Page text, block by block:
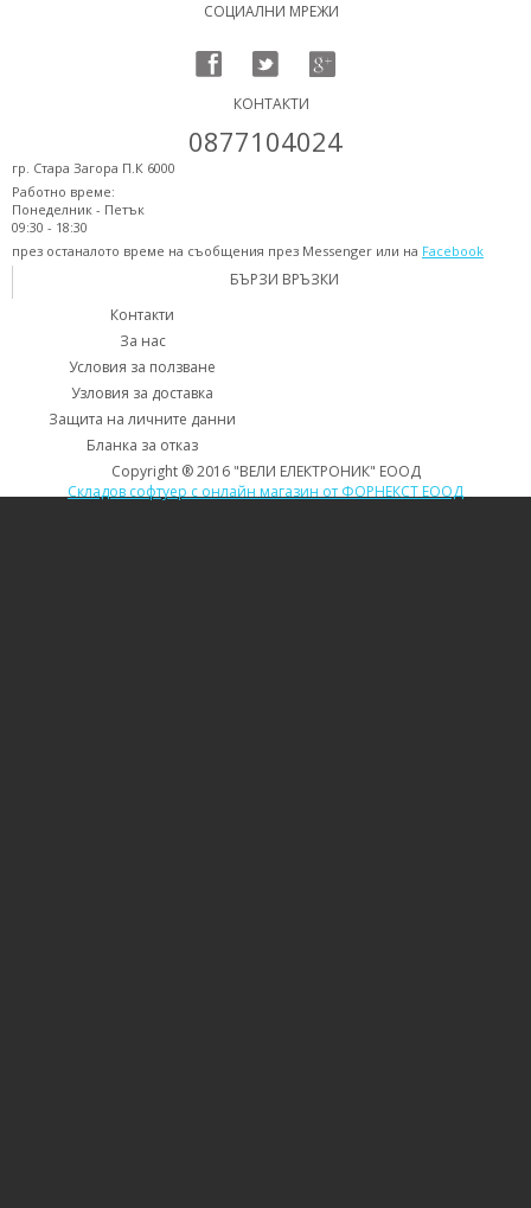
СОЦИАЛНИ МРЕЖИ
КОНТАКТИ
0877104024
гр. Стара Загора П.К 6000
Работно време:
Понеделник - Петък
09:30 - 18:30
през останалото време на съобщения през Messenger или на Facebook
БЪРЗИ ВРЪЗКИ
Контакти
За нас
Условия за ползване
Узловия за доставка
Защита на личните данни
Бланка за отказ
Copyright ® 2016 "ВЕЛИ ЕЛЕКТРОНИК" ЕООД
Складов софтуер с онлайн магазин от ФОРНЕКСТ ЕООД